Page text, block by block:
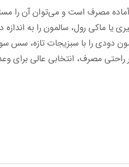
روی برنج سوشی یا در رول‌ها قرار داد.
یا ماکی رول، سالمون را به
خانگی و رستورانی است و طعمی اصیل و جذاب به غذاهای ژاپنی اضافه